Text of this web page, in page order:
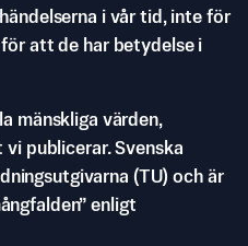
i vår tid, inte för
att de har betydelse i
mänskliga värden,
publicerar. Svenska
(TU) och är
enligt